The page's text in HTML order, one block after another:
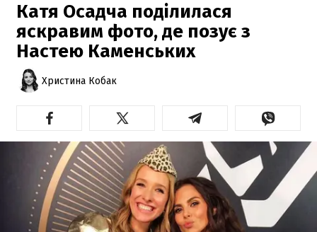
Катя Осадча поділилася
яскравим фото, де позує з
Настею Каменських
Христина Кобак